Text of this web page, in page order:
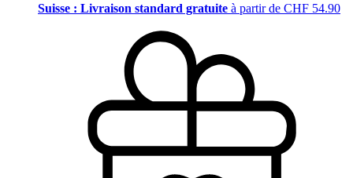
Suisse : Livraison standard gratuite à partir de CHF 54.90